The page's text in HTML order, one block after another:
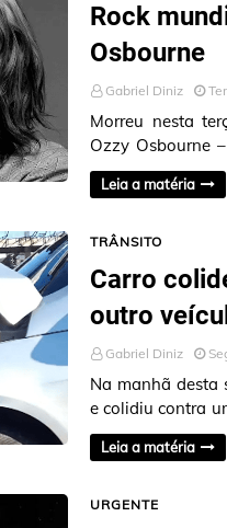
Rock
Osbourne
Gabriel Diniz
Morreu nesta
Ozzy Osbourne
Trevas” e um dos
Leia a matéria
TRÂNSITO
Carro
outro
Gabriel Diniz
Na manhã desta
e colidiu contra
dos Guararapes.
Leia a matéria
URGENTE